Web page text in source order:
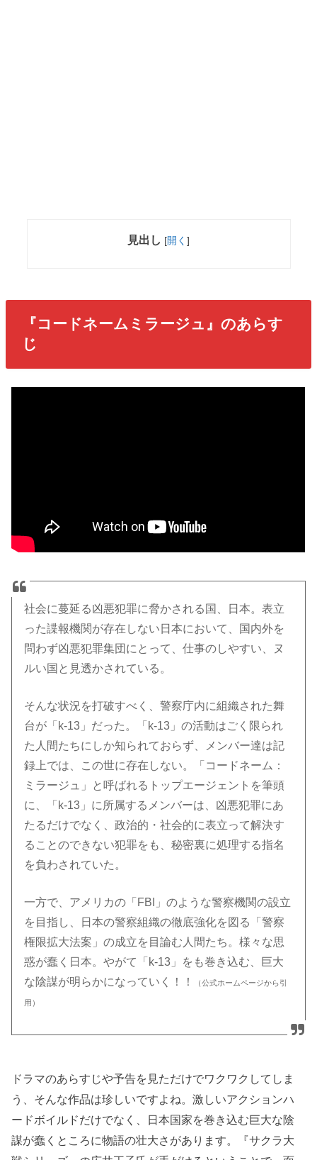
見出し [開く ]
『コードネームミラージュ』のあらす
じ
社会に蔓延る凶悪犯罪に脅かされる国、日本。表立
った諜報機関が存在しない日本において、国内外を
問わず凶悪犯罪集団にとって、仕事のしやすい、ヌ
ルい国と見透かされている。
そんな状況を打破すべく、警察庁内に組織された舞
台が「k-13」だった。「k-13」の活動はごく限られ
た人間たちにしか知られておらず、メンバー達は記
録上では、この世に存在しない。「コードネーム：
ミラージュ」と呼ばれるトップエージェントを筆頭
に、「k-13」に所属するメンバーは、凶悪犯罪にあ
たるだけでなく、政治的・社会的に表立って解決す
ることのできない犯罪をも、秘密裏に処理する指名
を負わされていた。
一方で、アメリカの「FBI」のような警察機関の設立
を目指し、日本の警察組織の徹底強化を図る「警察
権限拡大法案」の成立を目論む人間たち。様々な思
惑が蠢く日本。やがて「k-13」をも巻き込む、巨大
な陰謀が明らかになっていく！！
（公式ホームページから引
用）
ドラマのあらすじや予告を見ただけでワクワクしてしま
う、そんな作品は珍しいですよね。激しいアクションハ
ードボイルドだけでなく、日本国家を巻き込む巨大な陰
謀が蠢くところに物語の壮大さがあります。『サクラ大